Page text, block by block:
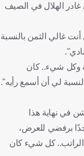
الهلال في الصيف
غالي الثمن بالنسبة
وكل شيء.. كان
لي أن أسمع رأيه".
في نهاية هذا
جدًا برفضي للعرض،
الراتب.. كل شيء كان